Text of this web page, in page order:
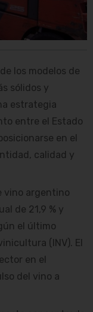
los modelos de
sólidos y
estrategia
entre el Estado
en el
calidad y
vino argentino
de 21,9 % y
el último
(INV). El
en el
del vino a